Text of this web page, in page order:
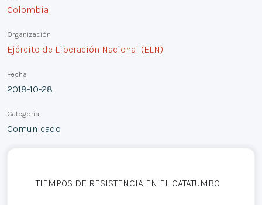
Colombia
Organización
Ejército de Liberación Nacional (ELN)
Fecha
2018-10-28
Categoría
Comunicado
TIEMPOS DE RESISTENCIA EN EL CATATUMBO